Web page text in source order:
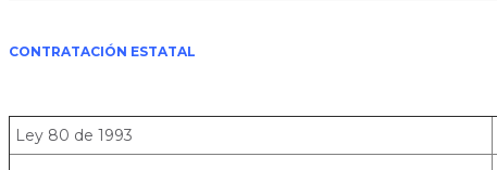
CONTRATACIÓN ESTATAL
Ley 80 de 1993